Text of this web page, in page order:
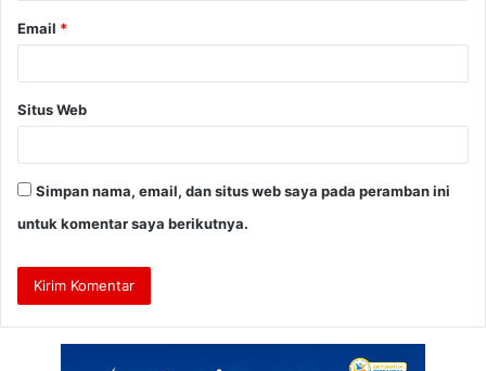
Email *
Situs Web
Simpan nama, email, dan situs web saya pada peramban ini
untuk komentar saya berikutnya.